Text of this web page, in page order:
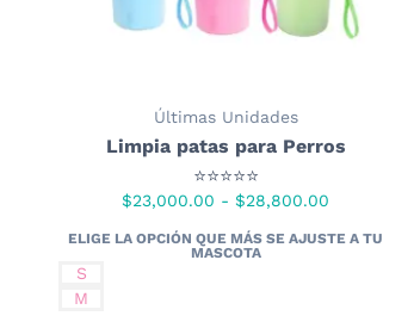
página
de
Últimas Unidades
Limpia patas para Perros
⭐⭐⭐⭐⭐
$23,000.00 - $28,800.00
S
M